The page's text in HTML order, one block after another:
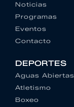
Noticias
Programas
Eventos
Contacto
DEPORTES
Aguas Abiertas
Atletismo
Boxeo